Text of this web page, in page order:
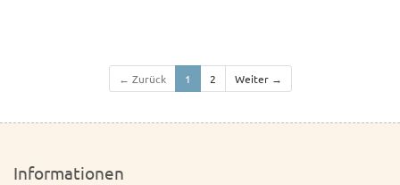
← Zurück 1 2 Weiter →
Informationen